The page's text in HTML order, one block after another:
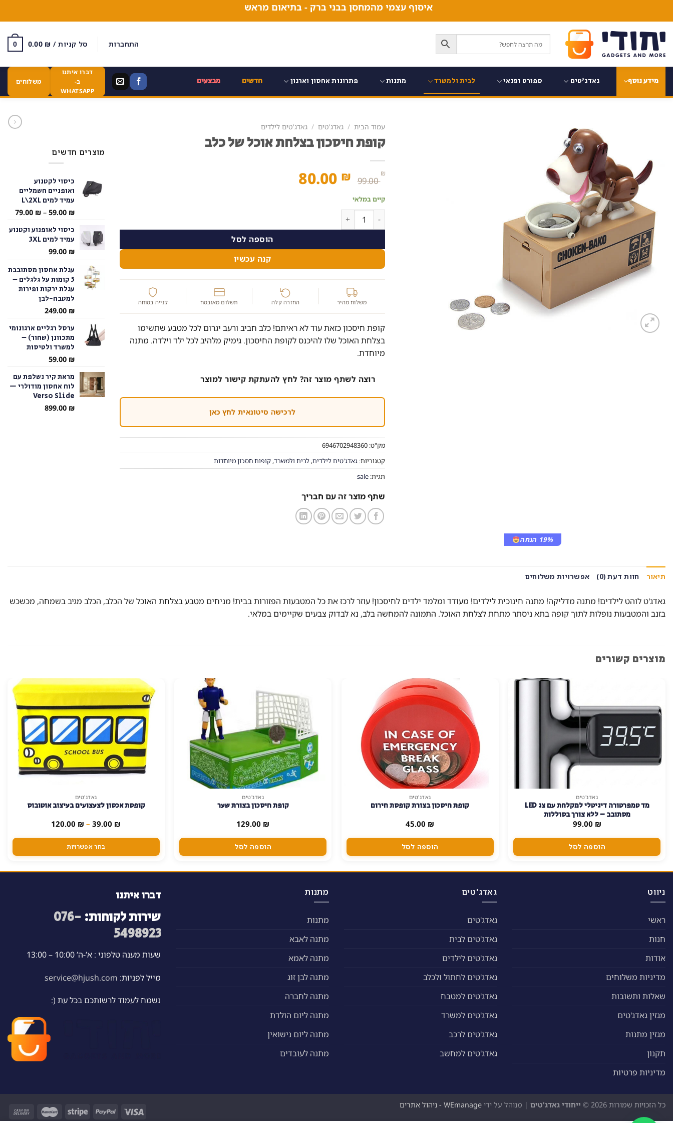
content
איסוף עצמי מהמחסן בבני ברק - בתיאום מראש
התחברות סל קניות / 0.00 ₪
0
מידע נוסף גאדג'טים ספורט ופנאי לבית ולמשרד מתנות פתרונות אחסון וארגון חדשים מבצעים
דברו איתנו
ב-
WHATSAPP
משלוחים
19% הנחה
עמוד הבית / גאדג'טים / גאדג'טים לילדים
קופת חיסכון בצלחת אוכל של כלב
99.00
₪
המחיר
היה:
99.00 ₪.
80.00 ₪
המחיר
80.00 ₪.
קיים במלאי
כמות של קופת חיסכון בצלחת אוכל של כלב
הוספה לסל
קנה עכשיו
משלוח מהיר החזרה קלה תשלום מאובטח קנייה בטוחה
קופת חיסכון כזאת עוד לא ראיתם! כלב חביב ורעב יגרום לכל מטבע שתשימו
בצלחת האוכל שלו להיכנס לקופת החיסכון. גימיק מלהיב לכל ילד וילדה. מתנה
מיוחדת.
רוצה לשתף מוצר זה? לחץ להעתקת קישור למוצר
לרכישה סיטונאית לחץ כאן
מק"ט: 6946702948360
קטגוריות: גאדג'טים לילדים, לבית ולמשרד, קופות חסכון מיוחדות
תגית: sale
שתף מוצר זה עם חבריך
מוצרים חדשים
כיסוי לקטנוע
ואופניים חשמליים
עמיד למים L\2XL
59.00 ₪
–
79.00 ₪
טווח
כיסוי לאופנוע וקטנוע
עמיד למים 3XL
99.00 ₪
עגלת אחסון מסתובבת
5 קומות על גלגלים –
עגלת ירקות ופירות
למטבח-לבן
249.00 ₪
ערסל רגליים ארגונומי
מתכוונן (שחור) –
למשרד ולטיסות
59.00 ₪
מראת קיר נשלפת עם
לוח אחסון מודולרי —
Verso Slide
899.00 ₪
תיאור חוות דעת (0) אפשרויות משלוחים
גאדג'ט לוהט לילדים! מתנה מדליקה! מתנה חינוכית לילדים! מעודד ומלמד ילדים לחיסכון! עוזר לרכז את כל המטבעות הפזורות בבית! מניחים מטבע בצלחת האוכל של הכלב, הכלב מגיב בשמחה, מכשכש
בזנב והמטבעות נופלות לתוך קופה בתא ניסתר מתחת לצלחת האוכל. התמונה להמחשה בלב, נא לבדוק צבעים שקיימים במלאי.
מוצרים קשורים
גאדג'טים
מד טמפרטורה דיגיטלי למקלחת עם צג LED
מסתובב – ללא צורך בסוללות
99.00 ₪
הוספה לסל
גאדג'טים
קופת חיסכון בצורת קופסת חירום
45.00 ₪
הוספה לסל
גאדג'טים
קופת חיסכון בצורת שער
129.00 ₪
הוספה לסל
גאדג'טים
קופסת אכסון לצעצועים בעיצוב אוטובוס
39.00 ₪
–
120.00 ₪ טווח
⁦39.00 ₪⁩
⁦120.00 ₪⁩
בחר אפשרויות
ניתן
האפשרויות
המוצר
ניווט
ראשי
חנות
אודות
מדיניות משלוחים
שאלות ותשובות
מגזין גאדג'טים
מגזין מתנות
תקנון
מדיניות פרטיות
גאדג'טים
גאדג'טים
גאדג'טים לבית
גאדג'טים לילדים
גאדג'טים לחתול ולכלב
גאדג'טים למטבח
גאדג'טים למשרד
גאדג'טים לרכב
גאדג'טים למחשב
מתנות
מתנות
מתנה לאבא
מתנה לאמא
מתנה לבן זוג
מתנה לחברה
מתנה ליום הולדת
מתנה ליום נישואין
מתנה לעובדים
דברו איתנו
שירות לקוחות: 076-
5498923
שעות מענה טלפוני : א’-ה’ 10:00 – 13:00
מייל לפניות: service@hjush.com
נשמח לעמוד לרשותכם בכל עת (:
כל הזכויות שמורות 2026 © ייחודי גאדג'טים | מנוהל על ידי WEmanage - ניהול אתרים